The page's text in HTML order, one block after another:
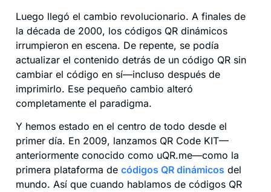
Luego llegó el cambio revolucionario. A finales de
la década de 2000, los códigos QR dinámicos
irrumpieron en escena. De repente, se podía
actualizar el contenido detrás de un código QR sin
cambiar el código en sí—incluso después de
imprimirlo. Ese pequeño cambio alteró
completamente el paradigma.
Y hemos estado en el centro de todo desde el
primer día. En 2009, lanzamos QR Code KIT—
anteriormente conocido como uQR.me—como la
primera plataforma de códigos QR dinámicos del
mundo. Así que cuando hablamos de códigos QR